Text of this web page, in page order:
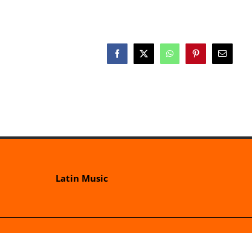
Facebook
X WhatsAppPinterestE-
Mail
Latin Music